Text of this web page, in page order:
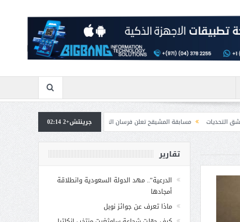
مسابقة المشيقح تعلن فرسان النسخة الخامسة
بمشاركة صاحبة السمو الملكي الاميره
جرينتش+2 02:14
تقارير
الدرعية”.. مهد الدولة السعودية وانطلاقة
أمجادها
ماذا تعرف عن جوائز نوبل